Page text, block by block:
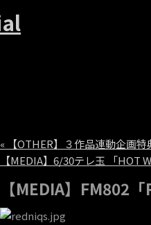
« 【OTHER】３作品連動企画
【MEDIA】6/30テレ玉 「HOT
【MEDIA】FM802